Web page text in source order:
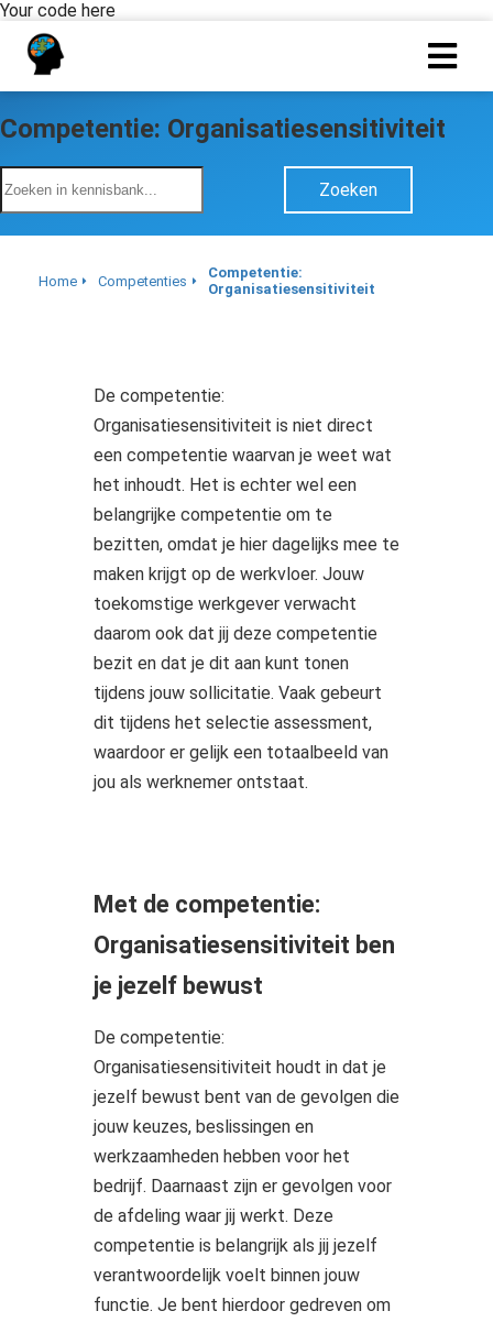
Your code here
Competentie: Organisatiesensitiviteit
Zoeken
Home Competenties
Competentie:
Organisatiesensitiviteit
De competentie:
Organisatiesensitiviteit is niet direct
een competentie waarvan je weet wat
het inhoudt. Het is echter wel een
belangrijke competentie om te
bezitten, omdat je hier dagelijks mee te
maken krijgt op de werkvloer. Jouw
toekomstige werkgever verwacht
daarom ook dat jij deze competentie
bezit en dat je dit aan kunt tonen
tijdens jouw sollicitatie. Vaak gebeurt
dit tijdens het selectie assessment,
waardoor er gelijk een totaalbeeld van
jou als werknemer ontstaat.
Met de competentie:
Organisatiesensitiviteit ben
je jezelf bewust
De competentie:
Organisatiesensitiviteit houdt in dat je
jezelf bewust bent van de gevolgen die
jouw keuzes, beslissingen en
werkzaamheden hebben voor het
bedrijf. Daarnaast zijn er gevolgen voor
de afdeling waar jij werkt. Deze
competentie is belangrijk als jij jezelf
verantwoordelijk voelt binnen jouw
functie. Je bent hierdoor gedreven om